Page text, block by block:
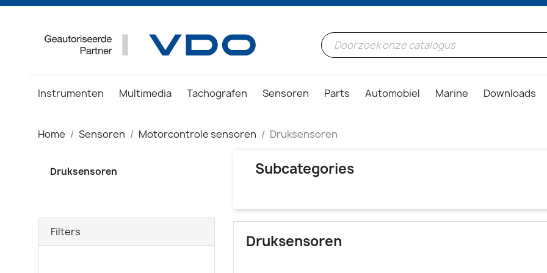
Instrumenten Multimedia Tachografen Sensoren Parts Automobiel Marine Downloads
Home Sensoren Motorcontrole sensoren Druksensoren
Druksensoren
Filters
Subcategories
Druksensoren